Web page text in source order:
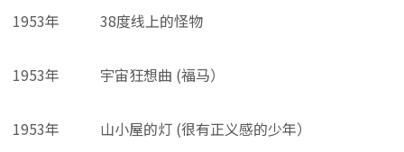
1953年 38度线上的怪物
1953年 宇宙狂想曲 (福马）
1953年 山小屋的灯 (很有正义感的少年）